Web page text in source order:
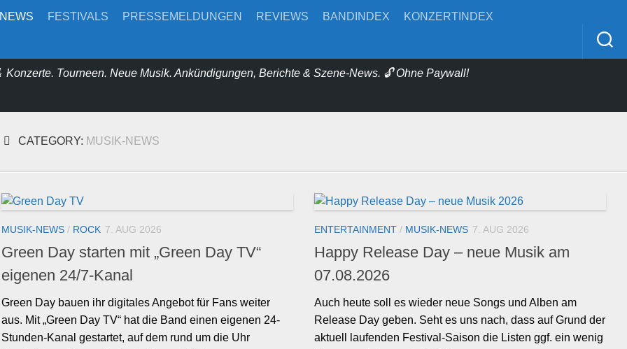
FESTIVALS PRESSEMELDUNGEN REVIEWS BANDINDEX
KONZERTINDEX
Konzerte. Tourneen. Neue Musik. Ankündigungen, Berichte & Szene-News. 🔓 Ohne Paywall!
CATEGORY: MUSIK-NEWS
MUSIK-NEWS / ROCK 7. AUG 2026
Green Day starten mit „Green Day TV“
eigenen 24/7-Kanal
Green Day bauen ihr digitales Angebot für Fans weiter
aus. Mit „Green Day TV“ hat die Band einen eigenen 24-
Stunden-Kanal gestartet, auf dem rund um die Uhr
ENTERTAINMENT / MUSIK-NEWS 7. AUG 2026
Happy Release Day – neue Musik am
07.08.2026
Auch heute soll es wieder neue Songs und Alben am
Release Day geben. Seht es uns nach, dass auf Grund der
aktuell laufenden Festival-Saison die Listen ggf. ein wenig